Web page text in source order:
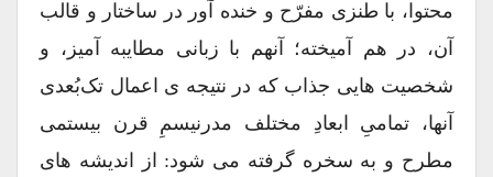
محتوا، با طنزی مفرّح و خنده آور در ساختار و قالب
آن، در هم آمیخته؛ آنهم با زبانی مطایبه آمیز، و
شخصیت هایی جذاب که در نتیجه ی اعمال تک‌بُعدی
آنها، تمامیِ ابعادِ مختلف مدرنیسمِ قرن بیستمی
مطرح و به سخره گرفته می شود: از اندیشه های